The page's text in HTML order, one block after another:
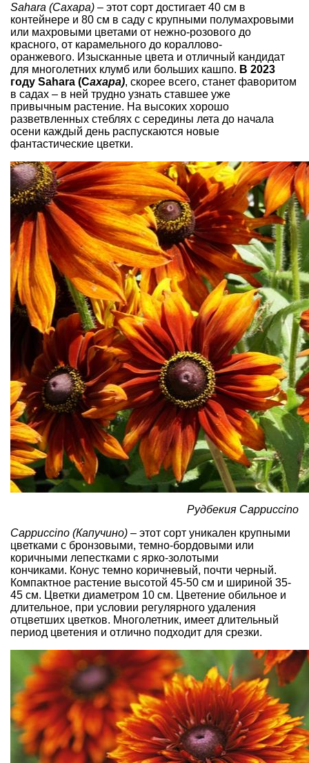
Sahara (Сахара) – этот сорт достигает 40 см в
контейнере и 80 см в саду с крупными полумахровыми
или махровыми цветами от нежно-розового до
красного, от карамельного до кораллово-
оранжевого. Изысканные цвета и отличный кандидат
для многолетних клумб или больших кашпо. В 2023
году Sahara (Cахара), скорее всего, станет фаворитом
в садах – в ней трудно узнать ставшее уже
привычным растение. На высоких хорошо
разветвленных стеблях с середины лета до начала
осени каждый день распускаются новые
фантастические цветки.
Рудбекия Cappuccino
Cappuccino (Капучино) – этот сорт уникален крупными
цветками с бронзовыми, темно-бордовыми или
коричными лепестками с ярко-золотыми
кончиками. Конус темно коричневый, почти черный.
Компактное растение высотой 45-50 см и шириной 35-
45 см. Цветки диаметром 10 см. Цветение обильное и
длительное, при условии регулярного удаления
отцветших цветков. Многолетник, имеет длительный
период цветения и отлично подходит для срезки.